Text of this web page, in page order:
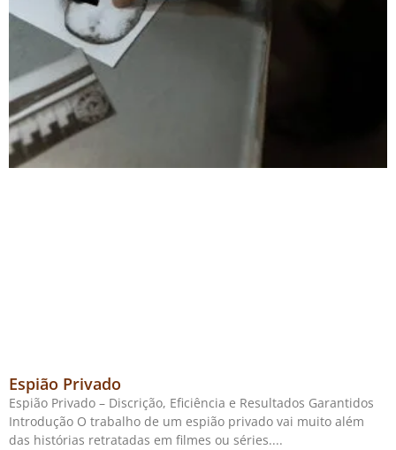
Espião Privado
Espião Privado – Discrição, Eficiência e Resultados Garantidos
Introdução O trabalho de um espião privado vai muito além
das histórias retratadas em filmes ou séries.